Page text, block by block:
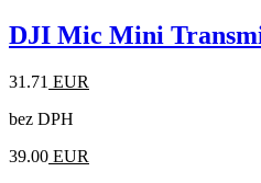
DJI Mic Mini
31.71 EUR
bez DPH
39.00 EUR